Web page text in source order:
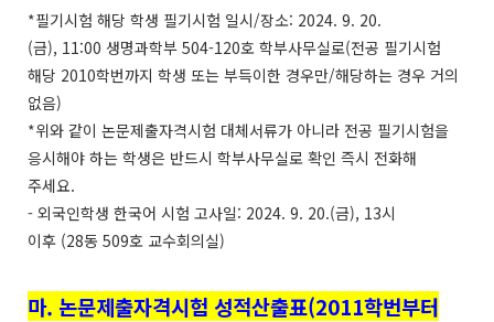
*필기시험 해당 학생 필기시험 일시/장소: 2024. 9. 20.
(금), 11:00 생명과학부 504-120호 학부사무실로(전공 필기시험
해당 2010학번까지 학생 또는 부득이한 경우만/해당하는 경우 거의
없음)
*위와 같이 논문제출자격시험 대체서류가 아니라 전공 필기시험을
응시해야 하는 학생은 반드시 학부사무실로 확인 즉시 전화해
주세요.
- 외국인학생 한국어 시험 고사일: 2024. 9. 20.(금), 13시
이후 (28동 509호 교수회의실)
마. 논문제출자격시험 성적산출표(2011학번부터